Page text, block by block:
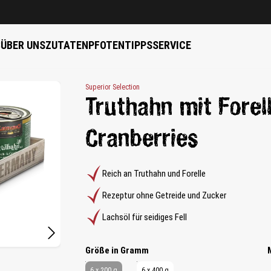
ÜBER UNSZUTATENPFOTENTIPPSSERVICE
Superior Selection
Truthahn mit
Cranberries
Reich an Truthahn und Forelle
Rezeptur ohne Getreide und Zucker
Lachsöl für seidiges Fell
Größe in Grammauswählen